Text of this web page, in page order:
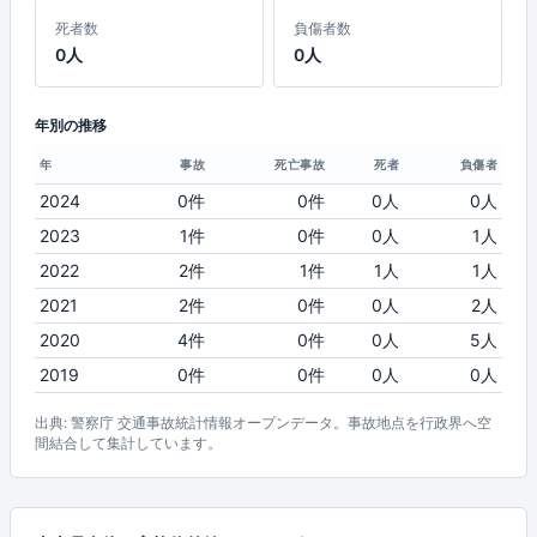
死者数
0人
負傷者数
0人
年別の推移
年 事故 死亡事故 死者 負傷者
2024 0件 0件 0人
0人
2023
1件 0件 0人
1人
2022
2件 1件 1人
1人
2021
2件 0件 0人
2人
2020
4件 0件 0人
5人
2019
0件 0件 0人 0人
出典: 警察庁 交通事故統計情報オープンデータ。事故地点を行政界へ空
間結合して集計しています。